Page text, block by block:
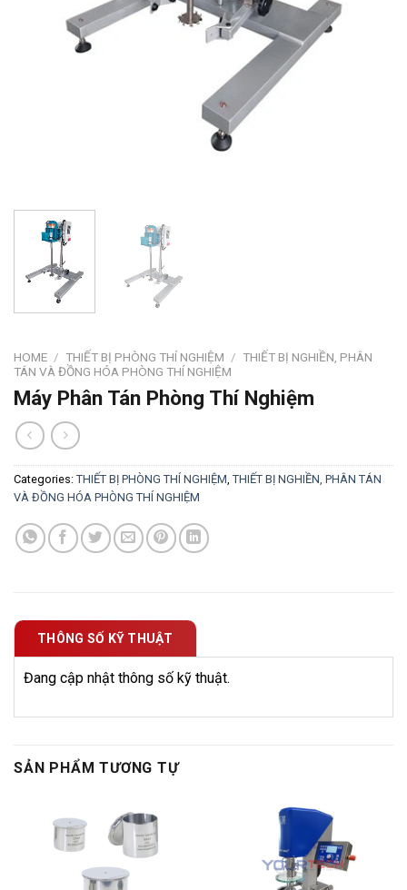
HOME / THIẾT BỊ PHÒNG THÍ NGHIỆM / THIẾT BỊ NGHIỀN, PHÂN
TÁN VÀ ĐỒNG HÓA PHÒNG THÍ NGHIỆM
Máy Phân Tán Phòng Thí Nghiệm
Categories: THIẾT BỊ PHÒNG THÍ NGHIỆM THIẾT BỊ NGHIỀN, PHÂN TÁN
VÀ ĐỒNG HÓA PHÒNG THÍ NGHIỆM
THÔNG SỐ KỸ THUẬT
Đang cập nhật thông số kỹ thuật.
SẢN PHẨM TƯƠNG TỰ